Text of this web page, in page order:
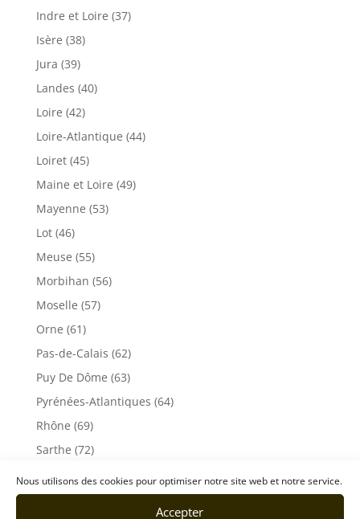
Nous utilisons des cookies pour optimiser notre site web et notre service.
Accepter
Indre et Loire (37)
Isère (38)
Jura (39)
Landes (40)
Loire (42)
Loire-Atlantique (44)
Loiret (45)
Maine et Loire (49)
Mayenne (53)
Lot (46)
Meuse (55)
Morbihan (56)
Moselle (57)
Orne (61)
Pas-de-Calais (62)
Puy De Dôme (63)
Pyrénées-Atlantiques (64)
Rhône (69)
Sarthe (72)
Haute-Savoie (74)